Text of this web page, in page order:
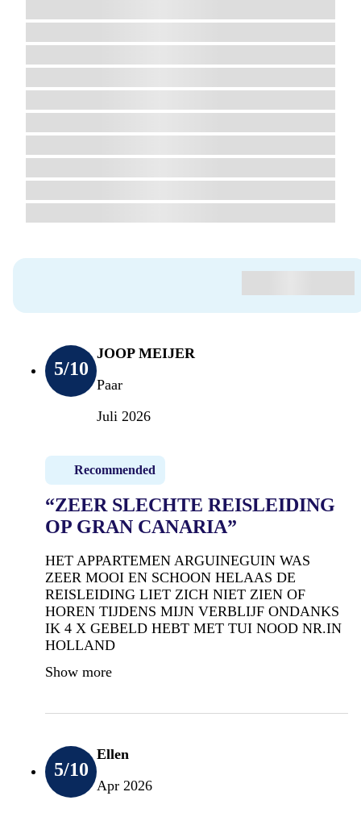
5/10
JOOP MEIJER
Paar
Juli 2026
Recommended
“ZEER SLECHTE REISLEIDING
OP GRAN CANARIA”
HET APPARTEMEN ARGUINEGUIN WAS
ZEER MOOI EN SCHOON HELAAS DE
REISLEIDING LIET ZICH NIET ZIEN OF
HOREN TIJDENS MIJN VERBLIJF ONDANKS
IK 4 X GEBELD HEBT MET TUI NOOD NR.IN
HOLLAND
Show more
5/10
Ellen
Apr 2026